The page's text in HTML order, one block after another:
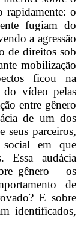
rapidamente: o
fugiam do
a agressão
de direitos sob
mobilização
ficou na
do vídeo pelas
entre gênero
de um dos
seus parceiros,
em que
Essa audácia
gênero – os
de
E sobre
identificados,